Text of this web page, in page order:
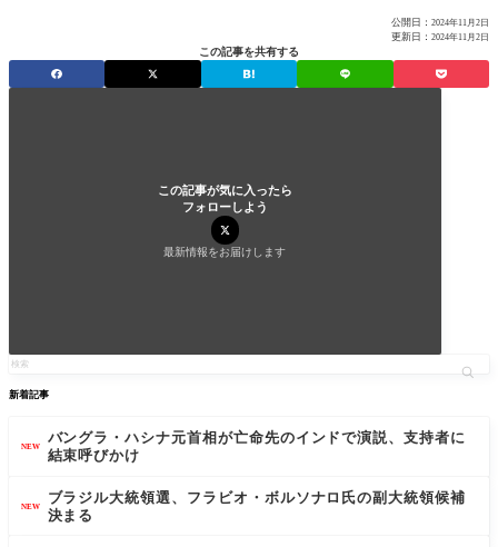
公開日： 2024年11月2日
更新日： 2024年11月2日
この記事を共有する
この記事が気に入ったら
フォローしよう
最新情報をお届けします
新着記事
NEW
バングラ・ハシナ元首相が亡命先のインドで演説、支持者に
結束呼びかけ
NEW
ブラジル大統領選、フラビオ・ボルソナロ氏の副大統領候補
決まる